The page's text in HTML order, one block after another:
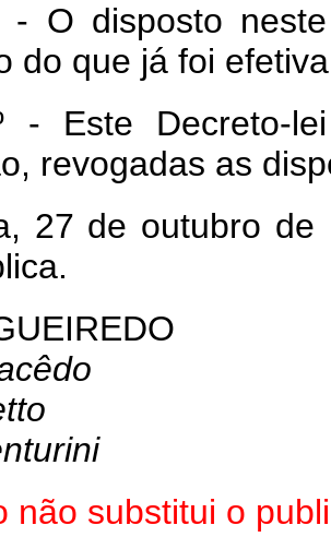
- O disposto
do que já foi
- Este Decreto-
revogadas as
27 de outubro de
não substitui o